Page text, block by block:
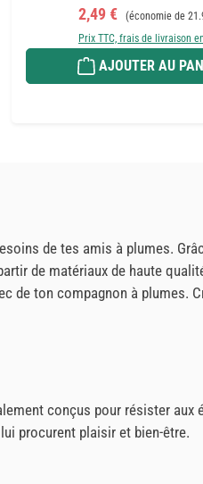
Prix de vente :
2,49 € Prix régulier :
(économie de
Prix TTC, frais de livraison
AJOUTER AU
de tes amis à plumes.
de matériaux de haute
ton compagnon à plumes.
conçus pour résister
procurent plaisir et bien-être.